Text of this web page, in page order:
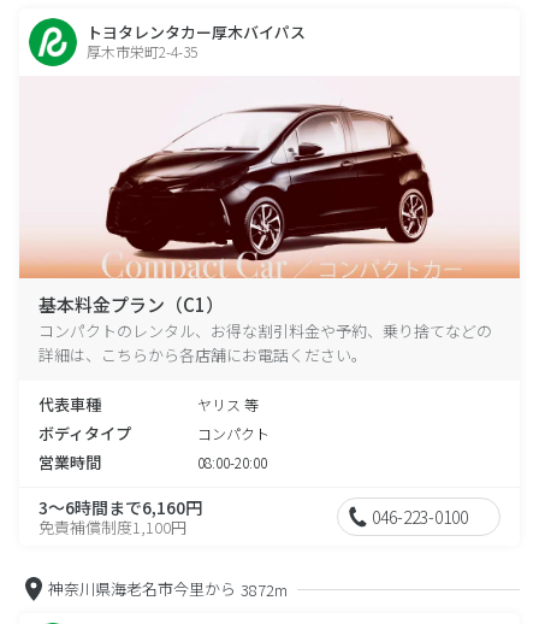
トヨタレンタカー厚木バイパス
厚木市栄町2-4-35
基本料金プラン（C1）
コンパクトのレンタル、お得な割引料金や予約、乗り捨てなどの
詳細は、こちらから各店舗にお電話ください。
代表車種 ヤリス 等
ボディタイプ コンパクト
営業時間 08:00-20:00
3～6時間まで6,160円
免責補償制度1,100円 046-223-0100
神奈川県海老名市今里から 3872m